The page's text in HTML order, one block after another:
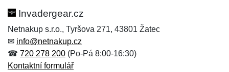
Invadergear.cz
Netnakup s.r.o., Tyršova 271, 43801 Žatec
✉ info@netnakup.cz
☎ 720 278 200 (Po-Pá 8:00-16:30)
Kontaktní formulář